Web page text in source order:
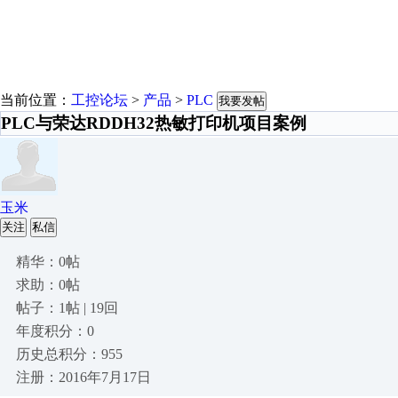
当前位置： 工控论坛 > 产品 > PLC 我要发帖
PLC与荣达RDDH32热敏打印机项目案例
玉米
关注 私信
精华：0帖
求助：0帖
帖子：1帖 | 19回
年度积分：0
历史总积分：955
注册：2016年7月17日